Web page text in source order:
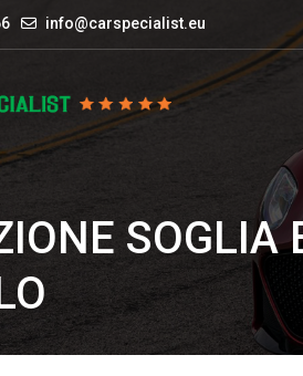
info@carspecialist.eu
SOGLIA